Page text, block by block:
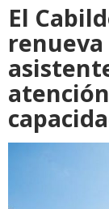
El
renueva